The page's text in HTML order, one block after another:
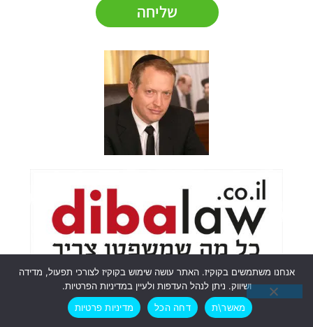
שליחה
אנחנו משתמשים בקוקיז. האתר עושה שימוש בקוקיז לצורכי תפעול, מדידה
ושיווק. ניתן לנהל העדפות ולעיין במדיניות הפרטיות.
מאשר\ת
דחה הכל מדיניות פרטיות